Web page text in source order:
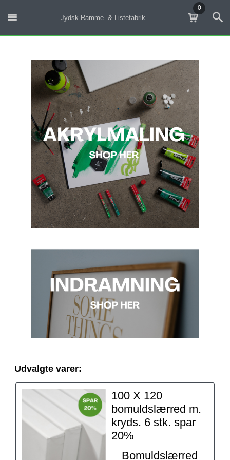
Jydsk Ramme- & Listefabrik
0
Udvalgte varer:
100 X 120
bomuldslærred m.
kryds. 6 stk. spar
20%
Bomuldslærred